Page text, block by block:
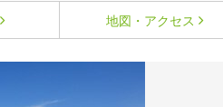
地図・アクセス